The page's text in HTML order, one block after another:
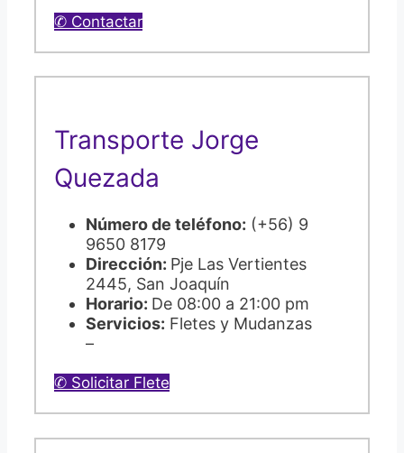
✆ Contactar
Transporte Jorge
Quezada
Número de teléfono: (+56) 9
9650 8179
Dirección: Pje Las Vertientes
2445, San Joaquín
Horario: De 08:00 a 21:00 pm
Servicios: Fletes y Mudanzas
–
✆ Solicitar Flete